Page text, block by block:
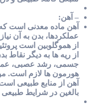
– آهن:
آهن ماده معدنی است
عملکردها، بدن به آن
از هموگلوبین است
از ریه ها به دیگر
جسمی، رشد عصبی،
آهن از منابع طبیعی
بالغین در شرایط